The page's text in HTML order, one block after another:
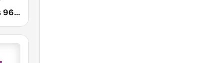
CJWV Oldies 96.7 FM